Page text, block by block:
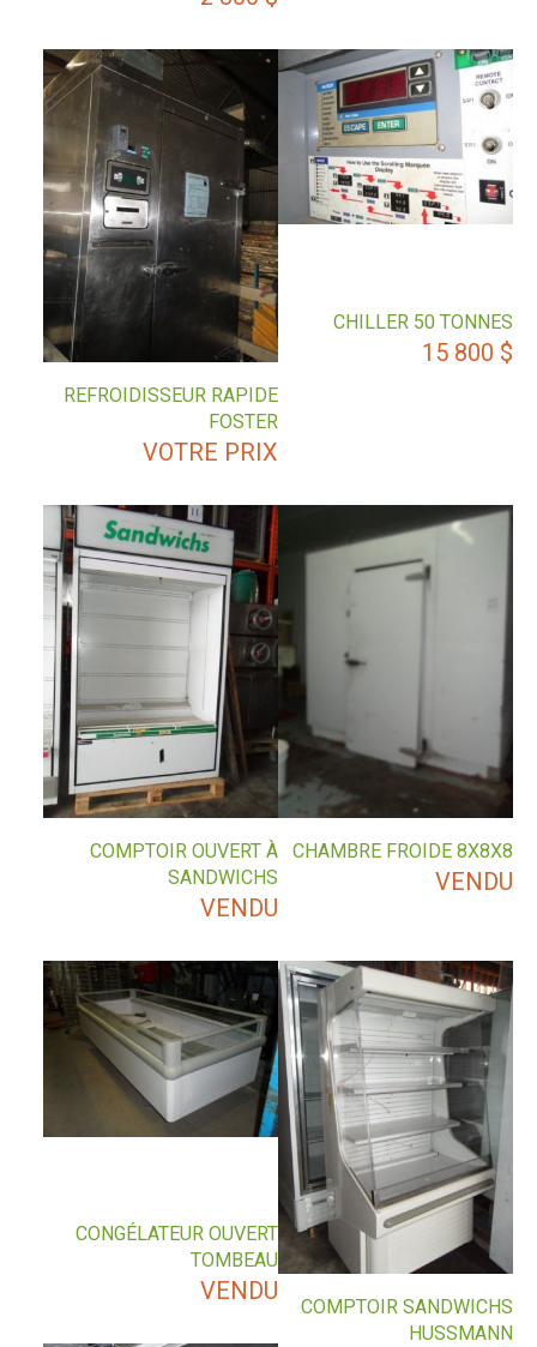
CHILLER 50 TONNES
15 800 $
REFROIDISSEUR RAPIDE
FOSTER
VOTRE PRIX
CHAMBRE FROIDE 8X8X8
VENDU
COMPTOIR OUVERT À
SANDWICHS
VENDU
COMPTOIR SANDWICHS
HUSSMANN
CONGÉLATEUR OUVERT
TOMBEAU
VENDU